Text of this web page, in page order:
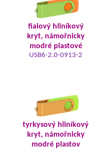
fialový hliníkový
kryt, námořnicky
modré plastové
USB6-2.0-0913-2
tyrkysový hliníkový
kryt, námořnicky
modré plastov